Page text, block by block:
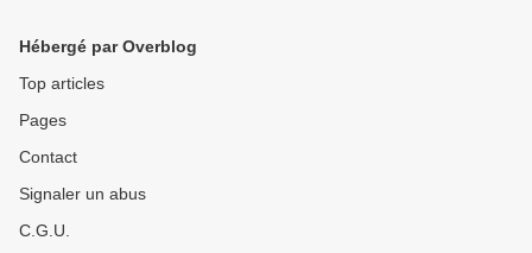
Hébergé par Overblog
Top articles
Pages
Contact
Signaler un abus
C.G.U.